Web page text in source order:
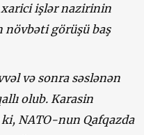
xarici işlər nazirinin
görüşü baş
və sonra səslənən
olub. Karasin
NATO-nun Qafqazda